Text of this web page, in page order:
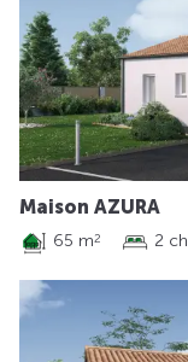
Maison AZURA
65 m2 2 ch